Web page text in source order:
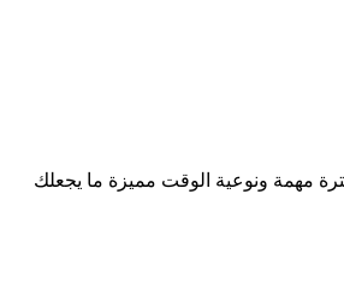
مهمة ونوعية الوقت مميزة ما يجعلك